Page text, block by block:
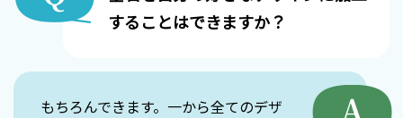
することはできますか？
もちろんできます。一から全てのデザ